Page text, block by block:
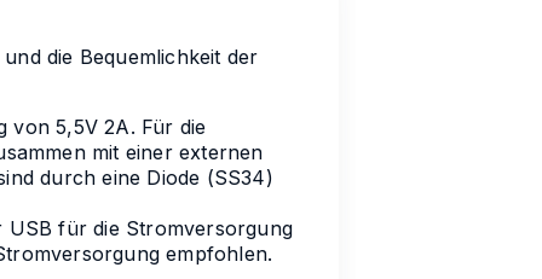
die Bequemlichkeit der
von 5,5V 2A. Für die
mit einer externen
durch eine Diode (SS34)
für die Stromversorgung
empfohlen.